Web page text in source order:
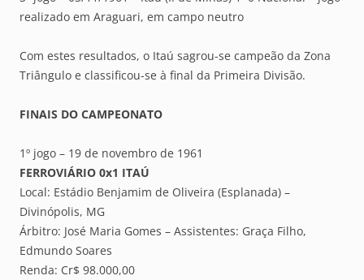
realizado em Araguari, em campo neutro
Com estes resultados, o Itaú sagrou-se campeão da Zona
Triângulo e classificou-se à final da Primeira Divisão.
FINAIS DO CAMPEONATO
1º jogo – 19 de novembro de 1961
FERROVIÁRIO 0x1 ITAÚ
Local: Estádio Benjamim de Oliveira (Esplanada) –
Divinópolis, MG
Árbitro: José Maria Gomes – Assistentes: Graça Filho,
Edmundo Soares
Renda: Cr$ 98.000,00